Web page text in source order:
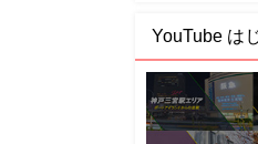
YouTube は